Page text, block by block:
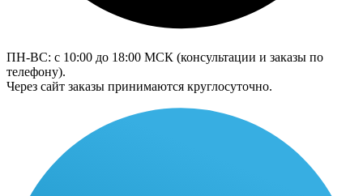
ПН-ВС: с 10:00 до 18:00 МСК (консультации и заказы по
телефону).
Через сайт заказы принимаются круглосуточно.